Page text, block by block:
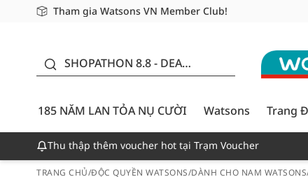
Tham gia Watsons VN Member Club!
Miễn phí giao hàng cho đơn hàng từ 249,000Đ
Giao hàng nhanh 24h - Áp dụng khu vực TP. Hồ Chí
SHOPATHON 8.8 - DEAL
CƯỜI - GIẢM ĐẾN 50%
185 NĂM LAN TỎA NỤ CƯỜI Watsons Trang
Thu thập thêm voucher hot tại Trạm Voucher
TRANG CHỦ/ĐỘC QUYỀN WATSONS/DÀNH CHO NAM WATSONS